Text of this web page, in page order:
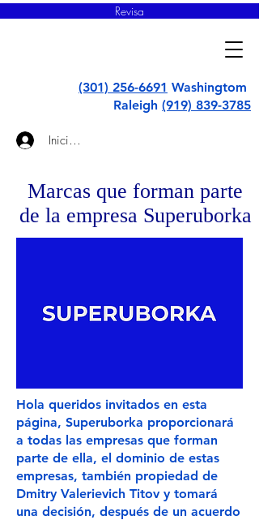
Revisa
Iniciar sesión
(301) 256-6691 Washingtom
Raleigh (919) 839-3785
Marcas que forman parte
de la empresa Superuborka
Hola queridos invitados en esta
página, Superuborka proporcionará
a todas las empresas que forman
parte de ella, el dominio de estas
empresas, también propiedad de
Dmitry Valerievich Titov y tomará
una decisión, después de un acuerdo